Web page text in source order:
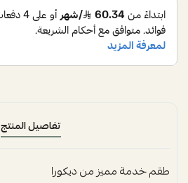
تفاصيل المنتج
طقم خدمة مميز من ديكورا